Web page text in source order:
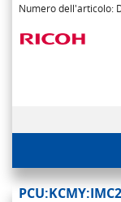
Numero dell'articolo: